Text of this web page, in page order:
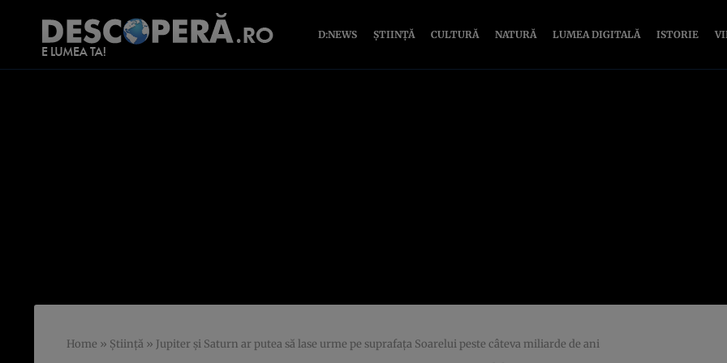
D:NEWS ȘTIINȚĂ CULTURĂ NATURĂ LUMEA DIGITALĂ ISTORIE
Home » Știință » Jupiter şi Saturn ar putea să lase urme pe suprafaţa Soarelui peste câteva miliarde de ani